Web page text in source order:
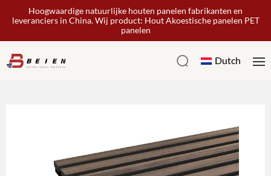
Hoogwaardige natuurlijke houten panelen fabrikanten en
leveranciers in China. Wij product: Hout Akoestische panelen PET
panelen
Dutch